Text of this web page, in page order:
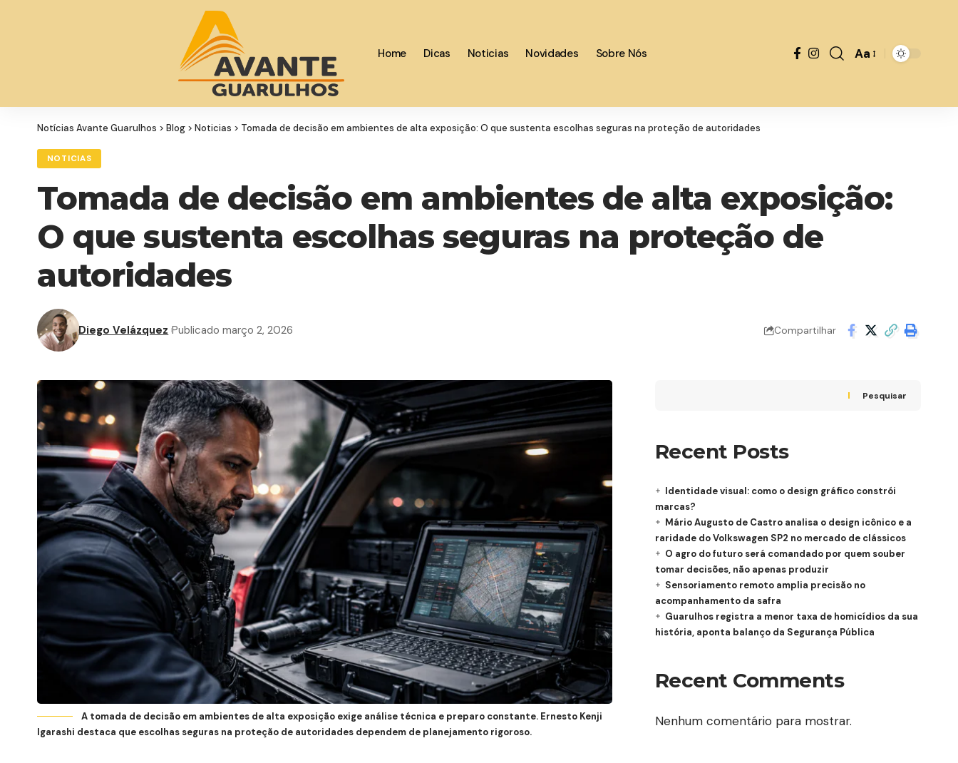
Home Dicas Noticias Novidades Sobre Nós Aa
Notícias Avante Guarulhos > Blog > Noticias > Tomada de decisão em ambientes de alta exposição: O que sustenta escolhas seguras na proteção de autoridades
NOTICIAS
Tomada de decisão em ambientes de alta exposição:
O que sustenta escolhas seguras na proteção de
autoridades
Diego Velázquez Publicado março 2, 2026 Compartilhar
A tomada de decisão em ambientes de alta exposição exige análise técnica e preparo constante. Ernesto Kenji
Igarashi destaca que escolhas seguras na proteção de autoridades dependem de planejamento rigoroso.
Pesquisar
Recent Posts
Identidade visual: como o design gráfico constrói
marcas?
Mário Augusto de Castro analisa o design icônico e a
raridade do Volkswagen SP2 no mercado de clássicos
O agro do futuro será comandado por quem souber
tomar decisões, não apenas produzir
Sensoriamento remoto amplia precisão no
acompanhamento da safra
Guarulhos registra a menor taxa de homicídios da sua
história, aponta balanço da Segurança Pública
Recent Comments
Nenhum comentário para mostrar.